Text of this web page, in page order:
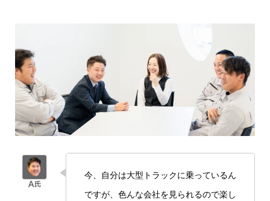
今、自分は大型トラックに乗っているん
ですが、色んな会社を見られるので楽し